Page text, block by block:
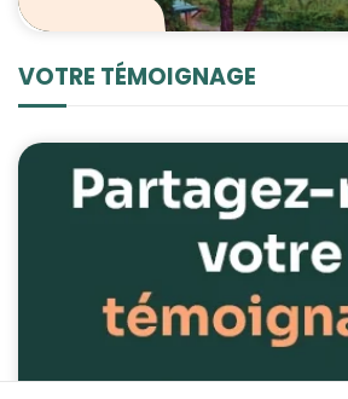
VOTRE TÉMOIGNAGE